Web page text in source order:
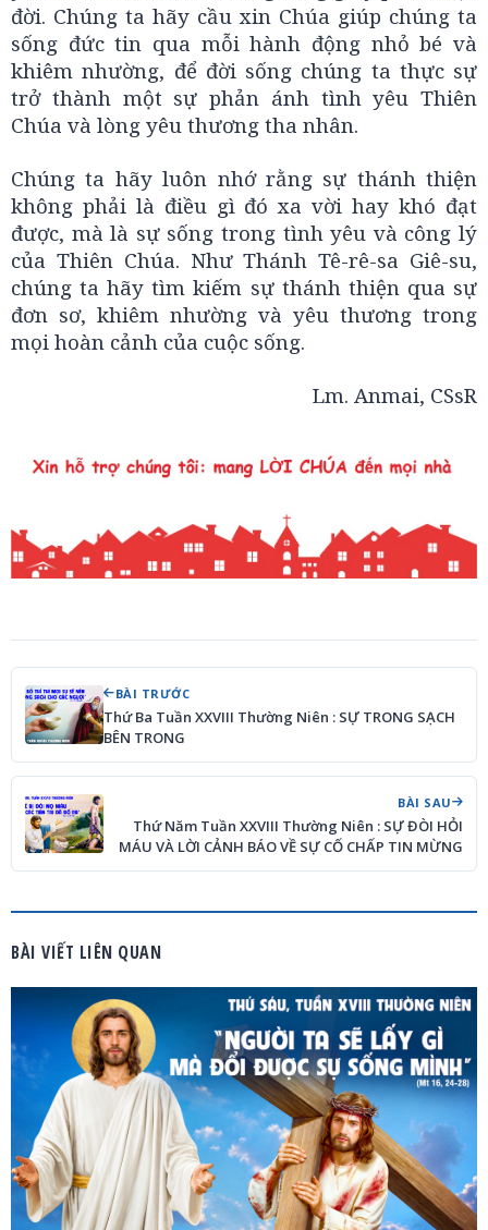
đời. Chúng ta hãy cầu xin Chúa giúp chúng ta
sống đức tin qua mỗi hành động nhỏ bé và
khiêm nhường, để đời sống chúng ta thực sự
trở thành một sự phản ánh tình yêu Thiên
Chúa và lòng yêu thương tha nhân.
Chúng ta hãy luôn nhớ rằng sự thánh thiện
không phải là điều gì đó xa vời hay khó đạt
được, mà là sự sống trong tình yêu và công lý
của Thiên Chúa. Như Thánh Tê-rê-sa Giê-su,
chúng ta hãy tìm kiếm sự thánh thiện qua sự
đơn sơ, khiêm nhường và yêu thương trong
mọi hoàn cảnh của cuộc sống.
Lm. Anmai, CSsR
BÀI TRƯỚC
Thứ Ba Tuần XXVIII Thường Niên : SỰ TRONG SẠCH
BÊN TRONG
BÀI SAU
Thứ Năm Tuần XXVIII Thường Niên : SỰ ĐÒI HỎI
MÁU VÀ LỜI CẢNH BÁO VỀ SỰ CỐ CHẤP TIN MỪNG
BÀI VIẾT LIÊN QUAN